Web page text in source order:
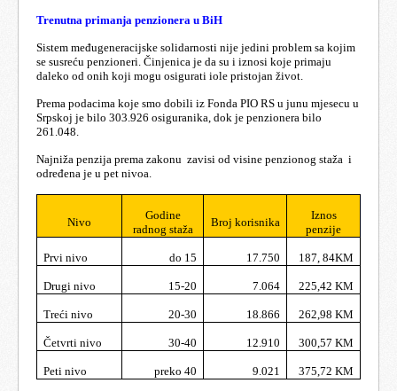
Trenutna primanja penzionera u BiH
Sistem međugeneracijske solidarnosti nije jedini problem sa kojim
se susreću penzioneri. Činjenica je da su i iznosi koje primaju
daleko od onih koji mogu osigurati iole pristojan život.
Prema podacima koje smo dobili iz Fonda PIO RS u junu mjesecu u
Srpskoj je bilo 303.926 osiguranika, dok je penzionera bilo
261.048.
Najniža penzija prema zakonu zavisi od visine penzionog staža i
određena je u pet nivoa.
Nivo
Godine
radnog staža
Broj korisnika
Iznos
penzije
Prvi nivo do 15 17.750 187, 84KM
Drugi nivo 15-20 7.064 225,42 KM
Treći nivo 20-30 18.866 262,98 KM
Četvrti nivo 30-40 12.910 300,57 KM
Peti nivo preko 40 9.021 375,72 KM